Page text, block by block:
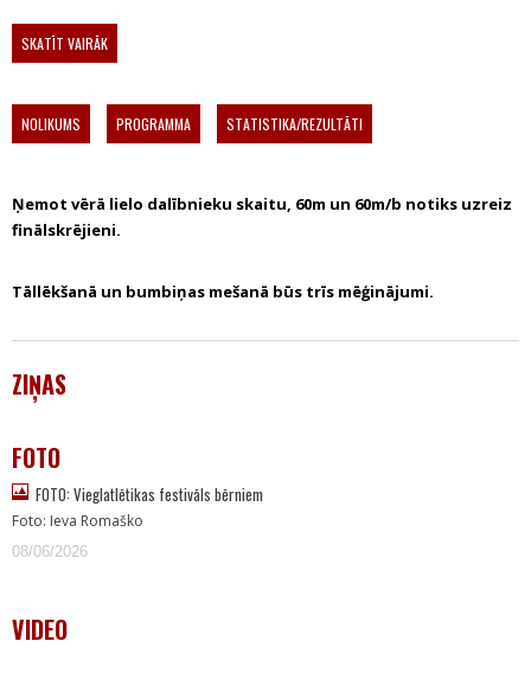
SKATĪT VAIRĀK
NOLIKUMS PROGRAMMA STATISTIKA/REZULTĀTI
Ņemot vērā lielo dalībnieku skaitu, 60m un 60m/b notiks uzreiz
finālskrējieni.
Tāllēkšanā un bumbiņas mešanā būs trīs mēģinājumi.
ZIŅAS
FOTO
FOTO: Vieglatlētikas festivāls bērniem
Foto: Ieva Romaško
08/06/2026
VIDEO